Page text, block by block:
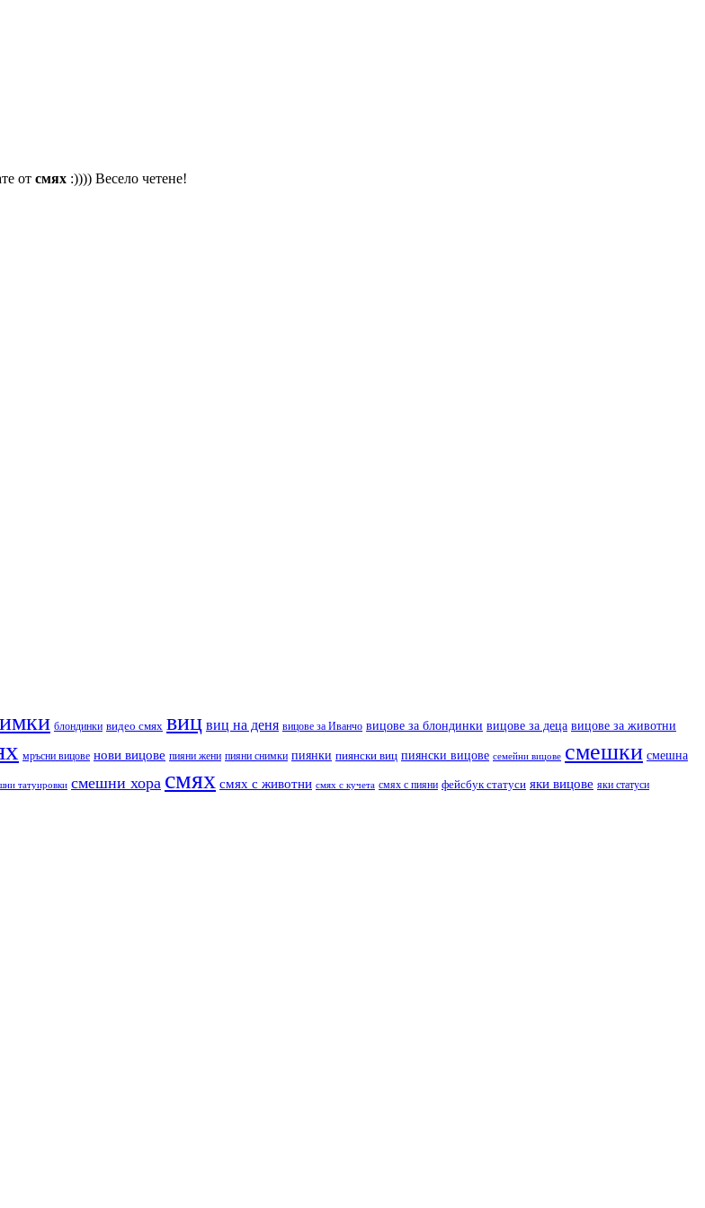
от смях :)))) Весело четене!
блондинки видео смях виц виц на деня вицове за Иванчо вицове за блондинки вицове за деца вицове за животни
мръсни вицове нови вицове пияни жени пияни снимки пиянки пиянски виц пиянски вицове семейни вицове смешки смешна
татуировки смешни хора смях смях с животни смях с кучета смях с пияни фейсбук статуси яки вицове яки статуси